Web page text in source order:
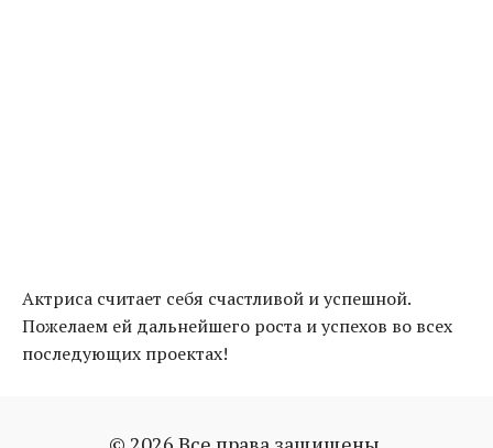
Актриса считает себя счастливой и успешной.
Пожелаем ей дальнейшего роста и успехов во всех
последующих проектах!